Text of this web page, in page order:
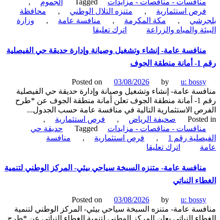
البيئة
والمياه
والزراعة
استثمارية
, متنزه التلال الوطني ,
محافظة
, مكة المكرمة , منافسة عامة ,
وزارة
والمياه والزراعة
اترك تعليقاon
عامة-
متنزه
بمحافظة
بلجرشي-
وزارة
البيئة
والمياه
والزراعة
عامة- إنشاء وتشغيل وصيانة وإدارة حديقة حي الفيصلية
Posted on 03/08/2026 by
u:
عامة- إنشاء وتشغيل وصيانة وإدارة حديقة حي الفيصلية
رقم 1- أمانة منطقة الجوف تعلن أمانة منطقة الجوف عن *طرح
الاستثمارية التالية في منافسة عامة حسب الجدول...
صحيفة الرياض , فرص استثمارية
,
- مناقصات - مزايدات
Tagged
حديقة حي
رقم 1
, فرص استثمارية ,
منافسة
اترك تعليقاon
عامة-
إنشاء
وإدارة
حديقة
عامة- متنزه السبخة سياحي بيئي- المركز الوطني لتنمية
النباتي
Posted on 03/08/2026 by
u:
عامة- متنزه السبخة سياحي بيئي- المركز الوطني لتنمية
النباتي يعلن المركز الوطني لتنمية الغطاء النباتي عن *طرح